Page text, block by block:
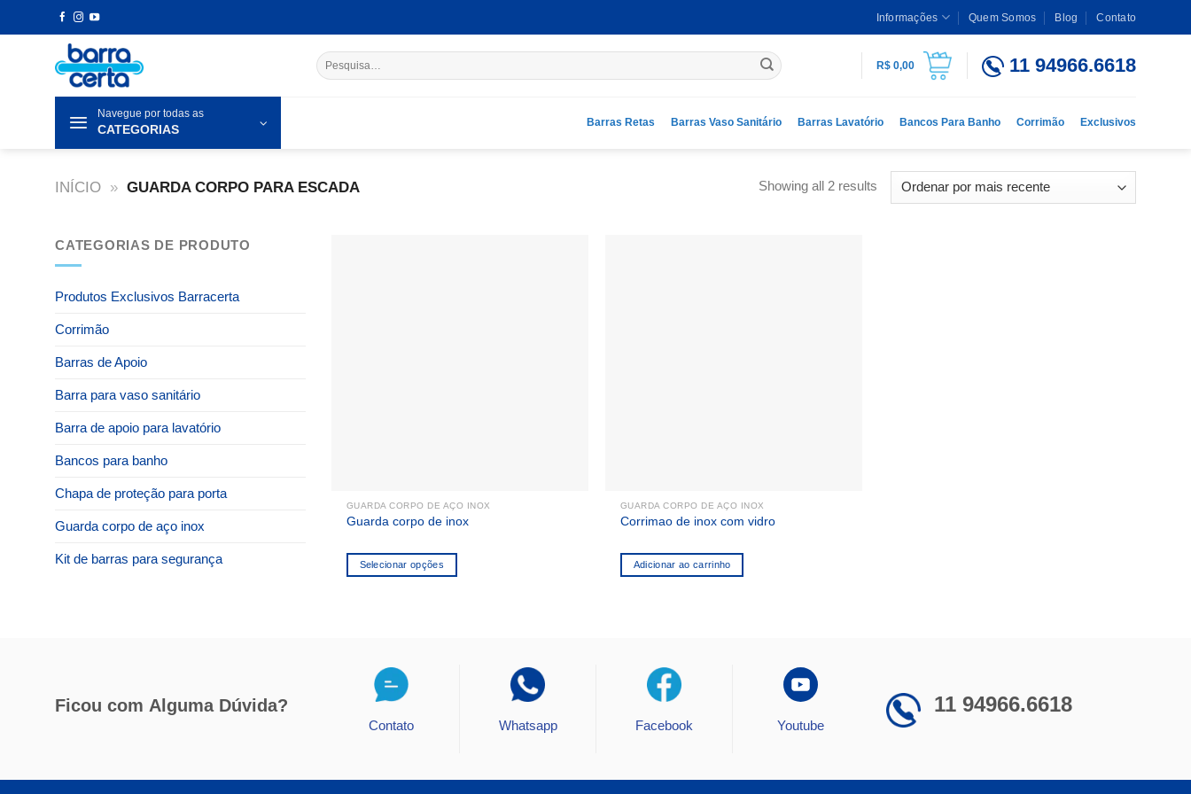
Informações Quem Somos Blog Contato
Pesquisar
por:
R$ 0,00 11 94966.6618
Navegue por todas as
CATEGORIAS
Barras Retas Barras Vaso Sanitário Barras Lavatório Bancos Para Banho Corrimão Exclusivos
INÍCIO » GUARDA CORPO PARA ESCADA Showing all 2 results
CATEGORIAS DE PRODUTO
Produtos Exclusivos Barracerta
Corrimão
Barras de Apoio
Barra para vaso sanitário
Barra de apoio para lavatório
Bancos para banho
Chapa de proteção para porta
Guarda corpo de aço inox
Kit de barras para segurança
GUARDA CORPO DE AÇO INOX
Guarda corpo de inox
Selecionar opções
GUARDA CORPO DE AÇO INOX
Corrimao de inox com vidro
Adicionar ao carrinho
Ficou com Alguma Dúvida?
Contato Whatsapp Facebook Youtube
11 94966.6618